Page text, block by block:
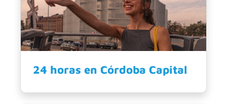
24 horas en Córdoba Capital